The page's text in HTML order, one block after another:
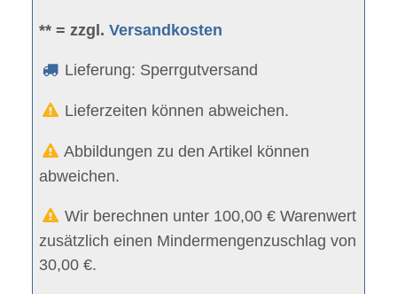
** = zzgl.Versandkosten
Lieferung: Sperrgutversand
Lieferzeiten können abweichen.
Abbildungen zu den Artikel können
abweichen.
Wir berechnen unter 100,00 € Warenwert
zusätzlich einen Mindermengenzuschlag von
30,00 €.